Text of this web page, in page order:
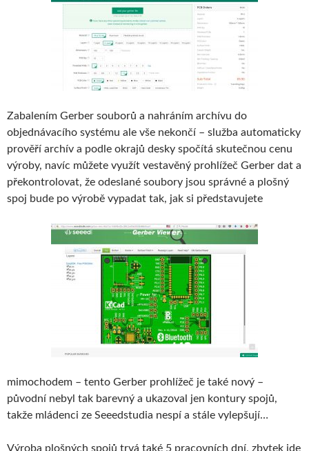
Zabalením Gerber souborů a nahráním archívu do
objednávacího systému ale vše nekončí – služba automaticky
prověří archív a podle okrajů desky spočítá skutečnou cenu
výroby, navíc můžete využít vestavěný prohlížeč Gerber dat a
překontrolovat, že odeslané soubory jsou správné a plošný
spoj bude po výrobě vypadat tak, jak si představujete
mimochodem – tento Gerber prohlížeč je také nový –
původní nebyl tak barevný a ukazoval jen kontury spojů,
takže mládenci ze Seeedstudia nespí a stále vylepšují…
Výroba plošných spojů trvá také 5 pracovních dní, zbytek jde